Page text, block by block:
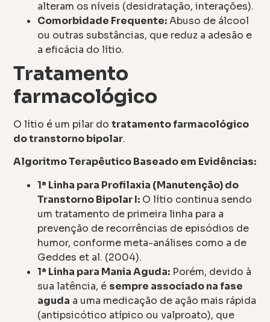
alteram os níveis (desidratação, interações).
Comorbidade Frequente:Abuso de álcool
ou outras substâncias, que reduz a adesão e
a eficácia do lítio.
Tratamento
farmacológico
O lítio é um pilar dotratamento farmacológico
do transtorno bipolar.
Algoritmo Terapêutico Baseado em Evidências:
1ª Linha para Profilaxia (Manutenção) do
Transtorno Bipolar I: O lítio continua sendo
um tratamento de primeira linha para a
prevenção de recorrências de episódios de
humor, conforme meta-análises como a de
Geddes et al. (2004).
1ª Linha para Mania Aguda: Porém, devido à
sua latência, é sempre associado na fase
aguda a uma medicação de ação mais rápida
(antipsicótico atípico ou valproato), que